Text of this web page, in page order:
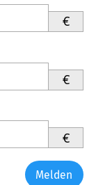
€
€
€
Melden